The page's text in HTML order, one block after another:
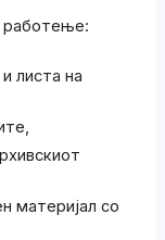
работење:
листа на
материјал со